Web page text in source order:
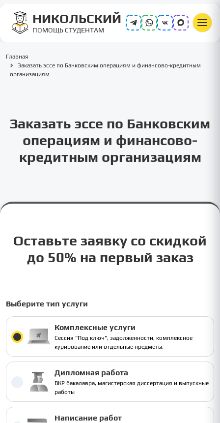
НИКОЛЬСКИЙ
ПОМОЩЬ СТУДЕНТАМ
Главная
Заказать эссе по Банковским операциям и финансово-кредитным
организациям
Заказать эссе по Банковским
операциям и финансово-
кредитным организациям
Оставьте заявку со скидкой
до 50% на первый заказ
Выберите тип услуги
Комплексные услуги
Сессия "Под ключ", задолженности, комплексное
курирование или отдельные предметы.
Дипломная работа
ВКР бакалавра, магистерская диссертация и выпускные
работы
Написание работ